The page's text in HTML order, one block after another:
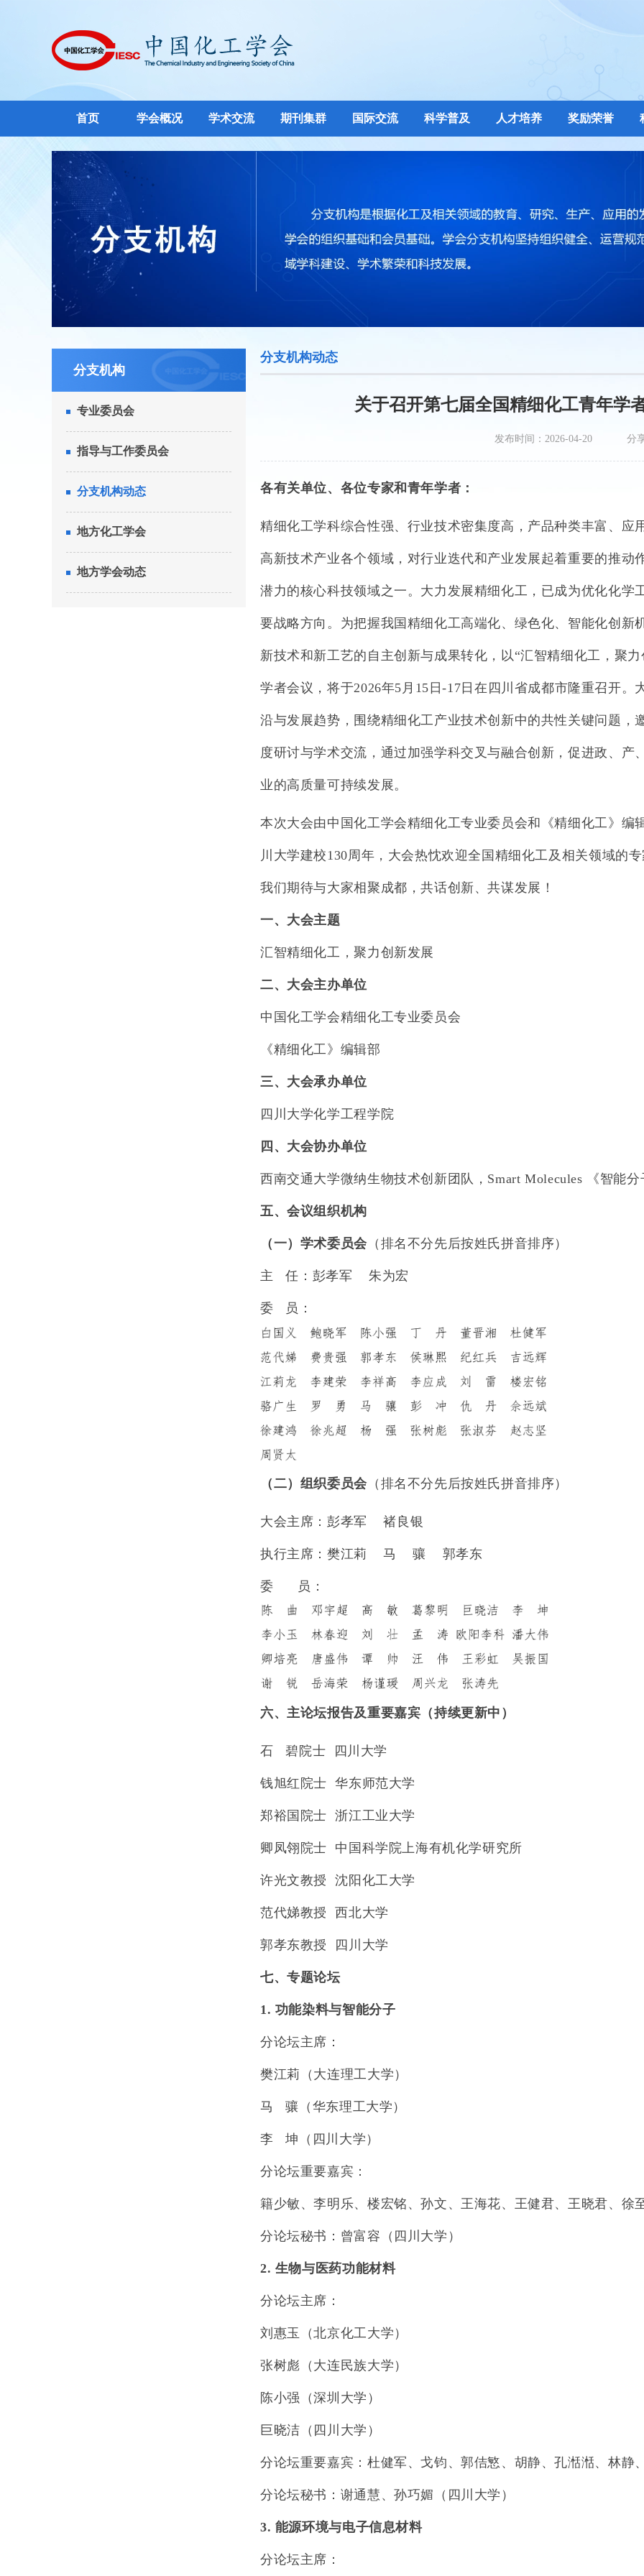
首页 学会概况 学术交流 期刊集群 国际交流 科学普及 人才培养 奖励荣誉
分支机构
专业委员会
指导与工作委员会
分支机构动态
地方化工学会
地方学会动态
分支机构动态
关于召开第七届全国精细化工青年学
发布时间：2026-04-20 分
各有关单位、各位专家和青年学者：
精细化工学科综合性强、行业技术密集度高，产品种类丰富、应
高新技术产业各个领域，对行业迭代和产业发展起着重要的推动
潜力的核心科技领域之一。大力发展精细化工，已成为优化化学
要战略方向。为把握我国精细化工高端化、绿色化、智能化创新
新技术和新工艺的自主创新与成果转化，以“汇智精细化工，聚
学者会议，将于2026年5 月 15 日-17 日在四川省成都市隆重召开。
沿与发展趋势，围绕精细化工产业技术创新中的共性关键问题，
度研讨与学术交流，通过加强学科交叉与融合创新，促进政、
业的高质量可持续发展。
本次大会由中国化工学会精细化工专业委员会和《精细化工》编
川大学建校130周年，大会热忱欢迎全国精细化工及相关领域的
我们期待与大家相聚成都，共话创新、共谋发展！
一、大会主题
汇智精细化工，聚力创新发展
二、大会主办单位
中国化工学会精细化工专业委员会
《精细化工》编辑部
三、大会承办单位
四川大学化学工程学院
四、大会协办单位
西南交通大学微纳生物技术创新团队 ，Smart Molecules 《智能
五、会议组织机构
（一）学术委员会（排名不分先后按姓氏拼音排序）
主 任：彭孝军 朱为宏
委 员：
（二）组织委员会（排名不分先后按姓氏拼音排序）
大会主席：彭孝军 褚良银
执行主席：樊江莉 马 骧 郭孝东
委 员：
六、主论坛报告及重要嘉宾（持续更新中）
石 碧院士 四川大学
钱旭红院士华东师范大学
郑裕国院士浙江工业大学
卿凤翎院士 中国科学院上海有机化学研究所
许光文教授沈阳化工大学
范代娣教授西北大学
郭孝东教授 四川大学
七、专题论坛
1. 功能染料与智能分子
分论坛主席：
樊江莉（大连理工大学）
马 骧（华东理工大学）
李 坤（四川大学）
分论坛重要嘉宾：
籍少敏、李明乐、楼宏铭、孙文、王海花、王健君、王晓君、徐
分论坛秘书：曾富容（四川大学）
2. 生物与医药功能材料
分论坛主席：
刘惠玉（北京化工大学）
张树彪（大连民族大学）
陈小强（深圳大学）
巨晓洁（四川大学）
分论坛重要嘉宾：杜健军、戈钧、郭佶慜、胡静、孔湉湉、林静
分论坛秘书：谢通慧、孙巧媚（四川大学）
3. 能源环境与电子信息材料
分论坛主席：